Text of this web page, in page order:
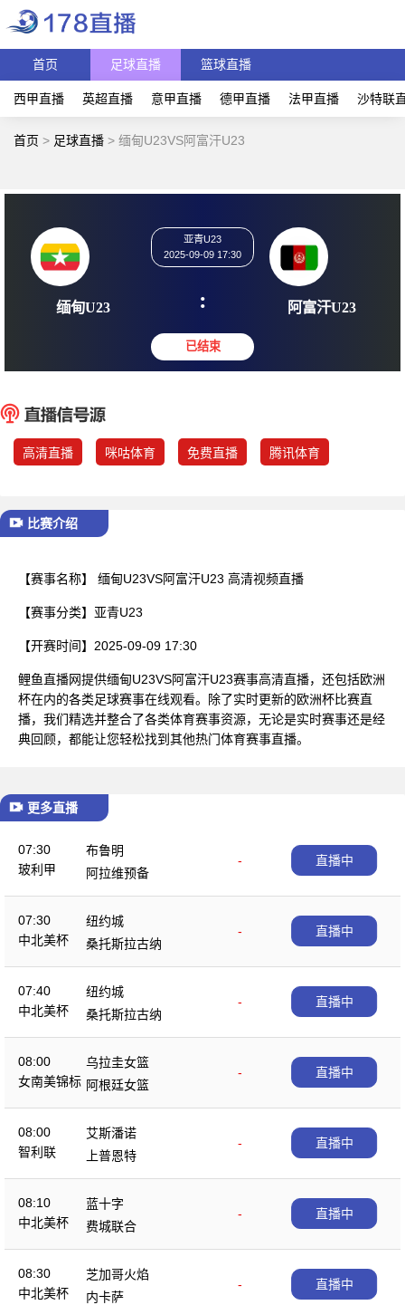
首页 足球直播 篮球直播
西甲直播 英超直播 意甲直播 德甲直播 法甲直播 沙特联
首页 > 足球直播 > 缅甸U23VS阿富汗U23
缅甸U23
2025-09-09 17:30
: 阿富
高清直播 咪咕体育 免费直播 腾讯体育
比赛介绍
【赛事名称】 缅甸U23VS阿富汗U23 高清视频直播
【赛事分类】 亚青U23
【开赛时间】 2025-09-09 17:30
鲤鱼直播网提供缅甸U23VS阿富汗U23赛事高清直播，还包括欧洲
杯在内的各类足球赛事在线观看。除了实时更新的欧洲杯比赛直
播，我们精选并整合了各类体育赛事资源，无论是实时赛事还是经
典回顾，都能让您轻松找到其他热门体育赛事直播。
更多直播
07:30
玻利甲
布鲁明
-
阿拉维预备
直播中
07:30
中北美杯
纽约城
-
桑托斯拉古纳
直播中
07:40
中北美杯
纽约城
-
桑托斯拉古纳
直播中
08:00
女南美锦标
乌拉圭女篮
-
阿根廷女篮
直播中
08:00
智利联
艾斯潘诺
-
上普恩特
直播中
08:10
中北美杯
蓝十字
-
费城联合
直播中
08:30
中北美杯
芝加哥火焰
-
内卡萨
直播中